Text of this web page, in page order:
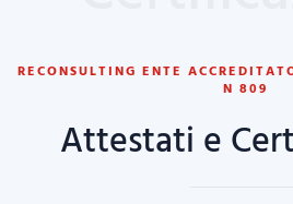
RECONSULTING ENTE
N 809
Attestati e